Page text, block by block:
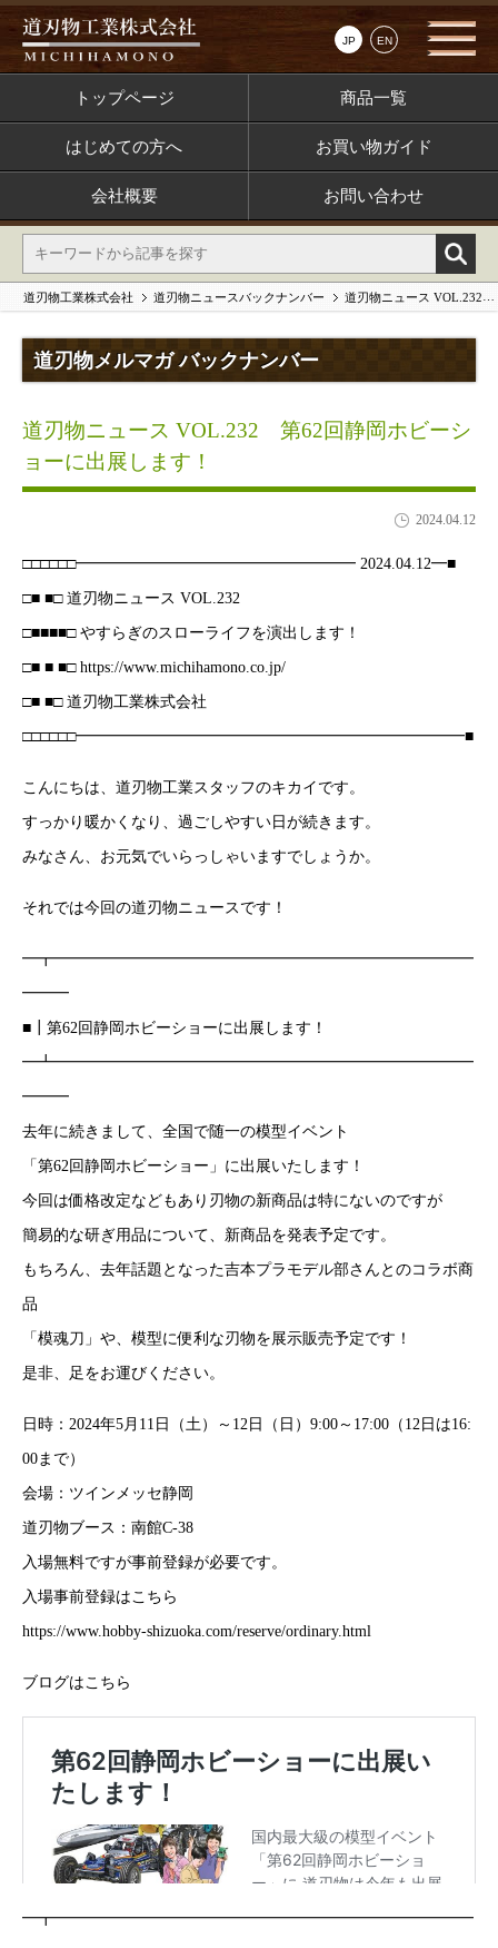
JP EN
トップページ 商品一覧
はじめての方へ お買い物ガイド
会社概要 お問い合わせ
道刃物工業株式会社 道刃物ニュースバックナンバー 道刃物ニュース VOL.232 第62回静岡ホビーショーに出展します！
道刃物メルマガ バックナンバー
道刃物ニュース VOL.232 第62回静岡ホビーシ
ョーに出展します！
2024.04.12
□□□□□□━━━━━━━━━━━━━━━━━━ 2024.04.12━■
□■ ■□ 道刃物ニュース VOL.232
□■■■■□ やすらぎのスローライフを演出します！
□■ ■ ■□ https://www.michihamono.co.jp/
□■ ■□ 道刃物工業株式会社
□□□□□□━━━━━━━━━━━━━━━━━━━━━━━━━■
こんにちは、道刃物工業スタッフのキカイです。
すっかり暖かくなり、過ごしやすい日が続きます。
みなさん、お元気でいらっしゃいますでしょうか。
それでは今回の道刃物ニュースです！
━┳━━━━━━━━━━━━━━━━━━━━━━━━━━━
━━━
■┃第62回静岡ホビーショーに出展します！
━┻━━━━━━━━━━━━━━━━━━━━━━━━━━━
━━━
去年に続きまして、全国で随一の模型イベント
「第62回静岡ホビーショー」に出展いたします！
今回は価格改定などもあり刃物の新商品は特にないのですが
簡易的な研ぎ用品について、新商品を発表予定です。
もちろん、去年話題となった吉本プラモデル部さんとのコラボ商
品
「模魂刀」や、模型に便利な刃物を展示販売予定です！
是非、足をお運びください。
日時：2024年5月11日（土）～12日（日）9:00～17:00（12日は16:
00まで）
会場：ツインメッセ静岡
道刃物ブース：南館C-38
入場無料ですが事前登録が必要です。
入場事前登録はこちら
https://www.hobby-shizuoka.com/reserve/ordinary.html
ブログはこちら
━┳━━━━━━━━━━━━━━━━━━━━━━━━━━━